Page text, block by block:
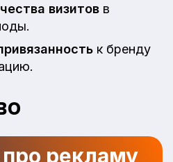
визитов в
к бренду
рекламу